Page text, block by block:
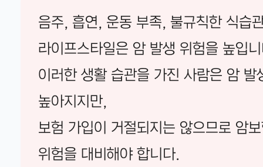
음주, 흡연, 운동 부족, 불규칙한 식습
라이프스타일은 암 발생 위험을 높입
이러한 생활 습관을 가진 사람은 암 발
높아지지만,
보험 가입이 거절되지는 않으므로 암
위험을 대비해야 합니다.